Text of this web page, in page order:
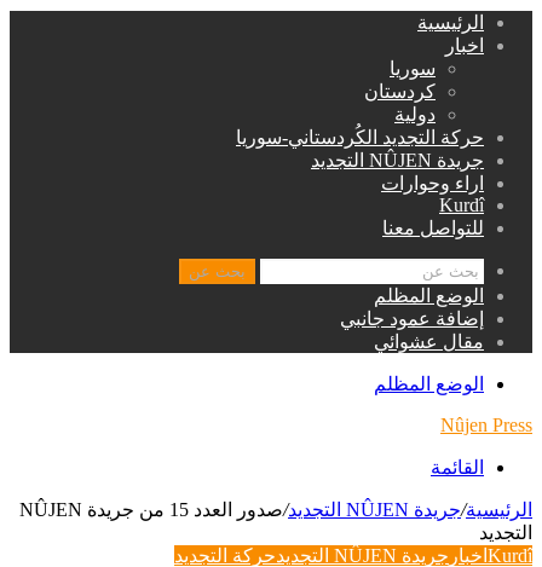
الرئيسية
اخبار
سوريا
كردستان
دولية
حركة التجديد الكُردستاني-سوريا
جريدة NÛJEN التجديد
اراء وحوارات
Kurdî
للتواصل معنا
بحث عن
الوضع المظلم
إضافة عمود جانبي
مقال عشوائي
الوضع المظلم
Nûjen Press
القائمة
الرئيسية/جريدة NÛJEN التجديد /
صدور العدد 15 من جريدة NÛJEN
التجديد
Kurdî اخبار جريدة NÛJEN التجديد
حركة التجديد